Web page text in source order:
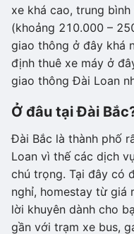
xe khá cao, trung
(khoảng 210.000 –
giao thông ở đây khá
định thuê xe máy ở
giao thông Đài Loan
Ở đâu tại Đài
Đài Bắc là thành phố
Loan vì thế các dịch
chú trọng. Tại đây có
nghỉ, homestay từ giá
lời khuyên dành cho
gần với trạm xe bus,